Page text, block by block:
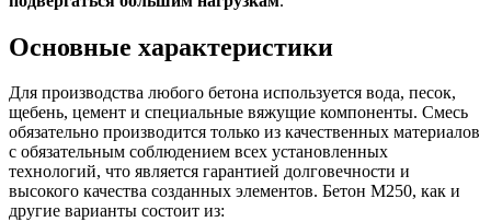
Основные характеристики
Для производства любого бетона используется вода, песок,
щебень, цемент и специальные вяжущие компоненты. Смесь
обязательно производится только из качественных материалов
с обязательным соблюдением всех установленных
технологий, что является гарантией долговечности и
высокого качества созданных элементов. Бетон М250, как и
другие варианты состоит из: